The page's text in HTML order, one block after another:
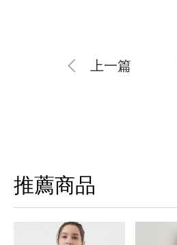
上一篇
推薦商品